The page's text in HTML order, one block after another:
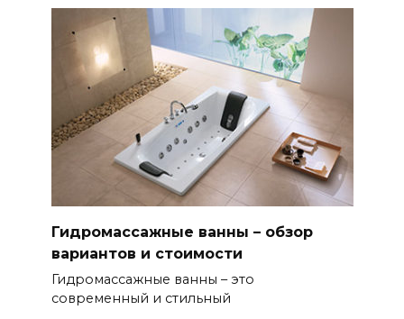
Гидромассажные ванны – обзор
вариантов и стоимости
Гидромассажные ванны – это
современный и стильный